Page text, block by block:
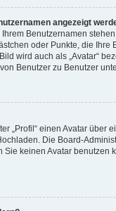
angezeigt
Benutzernamen
oder Punkte, die Ihre
wird auch als „Avatar“
Benutzer zu Benutzer
„Profil“ einen Avatar über
Die Board-
keinen Avatar benutzen